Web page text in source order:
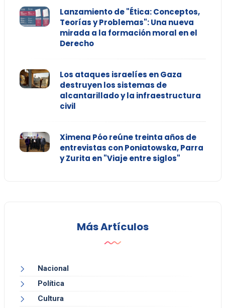
Lanzamiento de "Ética: Conceptos,
Teorías y Problemas": Una nueva
mirada a la formación moral en el
Derecho
Los ataques israelíes en Gaza
destruyen los sistemas de
alcantarillado y la infraestructura
civil
Ximena Póo reúne treinta años de
entrevistas con Poniatowska, Parra
y Zurita en "Viaje entre siglos"
Más Artículos
Nacional
Política
Cultura